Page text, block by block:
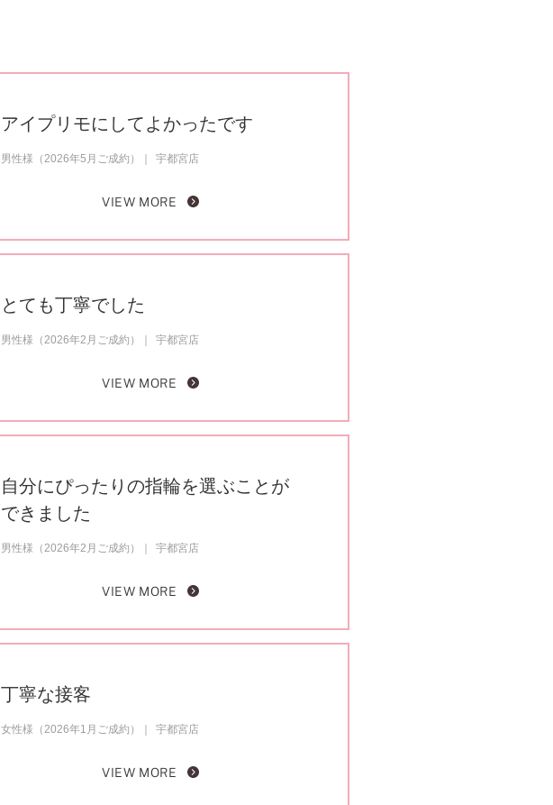
アイプリモにしてよかったです
男性様（2026年5月ご成約） 宇都宮店
VIEW MORE
とても丁寧でした
男性様（2026年2月ご成約） 宇都宮店
VIEW MORE
自分にぴったりの指輪を選ぶことが
できました
男性様（2026年2月ご成約） 宇都宮店
VIEW MORE
丁寧な接客
女性様（2026年1月ご成約） 宇都宮店
VIEW MORE